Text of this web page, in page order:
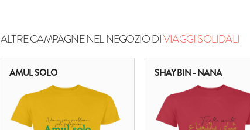
ALTRE CAMPAGNE NEL NEGOZIO DIVIAGGI SOLIDALI
AMUL SOLO SHAY BIN - NANA